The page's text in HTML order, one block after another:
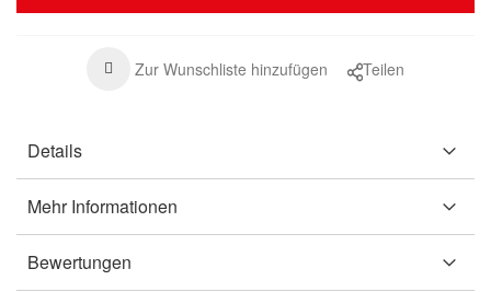
Zur Wunschliste hinzufügen Teilen
Details
Mehr Informationen
Bewertungen